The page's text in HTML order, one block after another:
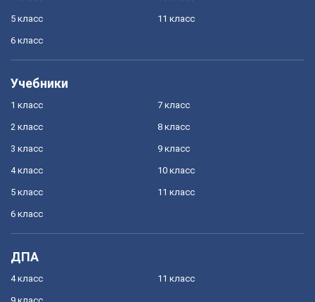
5 класс
6 класс
11 класс
Учебники
1 класс
2 класс
3 класс
4 класс
5 класс
6 класс
7 класс
8 класс
9 класс
10 класс
11 класс
ДПА
4 класс 11 класс